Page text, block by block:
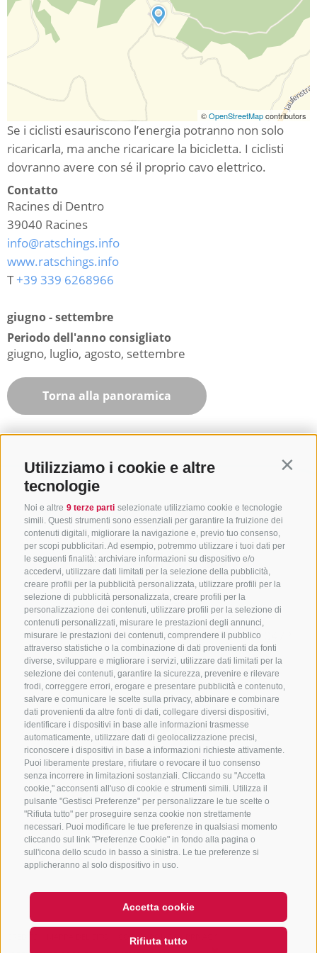
Utilizziamo i cookie e altre
tecnologie
Noi e altre 9 terze parti selezionate utilizziamo cookie e tecnologie
simili. Questi strumenti sono essenziali per garantire la fruizione dei
contenuti digitali, migliorare la navigazione e, previo tuo consenso,
per scopi pubblicitari. Ad esempio, potremmo utilizzare i tuoi dati per
le seguenti finalità: archiviare informazioni su dispositivo e/o
accedervi, utilizzare dati limitati per la selezione della pubblicità,
creare profili per la pubblicità personalizzata, utilizzare profili per la
selezione di pubblicità personalizzata, creare profili per la
personalizzazione dei contenuti, utilizzare profili per la selezione di
contenuti personalizzati, misurare le prestazioni degli annunci,
misurare le prestazioni dei contenuti, comprendere il pubblico
attraverso statistiche o la combinazione di dati provenienti da fonti
diverse, sviluppare e migliorare i servizi, utilizzare dati limitati per la
selezione dei contenuti, garantire la sicurezza, prevenire e rilevare
frodi, correggere errori, erogare e presentare pubblicità e contenuto,
salvare e comunicare le scelte sulla privacy, abbinare e combinare
dati provenienti da altre fonti di dati, collegare diversi dispositivi,
identificare i dispositivi in base alle informazioni trasmesse
automaticamente, utilizzare dati di geolocalizzazione precisi,
riconoscere i dispositivi in base a informazioni richieste attivamente.
Puoi liberamente prestare, rifiutare o revocare il tuo consenso
senza incorrere in limitazioni sostanziali. Cliccando su "Accetta
cookie," acconsenti all'uso di cookie e strumenti simili. Utilizza il
pulsante "Gestisci Preferenze" per personalizzare le tue scelte o
"Rifiuta tutto" per proseguire senza cookie non strettamente
necessari. Puoi modificare le tue preferenze in qualsiasi momento
cliccando sul link "Preferenze Cookie" in fondo alla pagina o
sull'icona dello scudo in basso a sinistra. Le tue preferenze si
applicheranno al solo dispositivo in uso.
Accetta cookie
Rifiuta tutto
©OpenStreetMapcontributors
Se i ciclisti esauriscono l’energia potranno non solo
ricaricarla, ma anche ricaricare la bicicletta. I ciclisti
dovranno avere con sé il proprio cavo elettrico.
Contatto
Racines di Dentro
39040 Racines
info@ratschings.info
www.ratschings.info
T+39 339 6268966
giugno - settembre
Periodo dell'anno consigliato
giugno, luglio, agosto, settembre
Torna alla panoramica
CONTATTACI
+39 0472 765325/+39 0472 760608/+39 0472
632372
info@sterzing-ratschings.it
NEWSLETTER
Rimani aggiornato sulle nostre offerte
Registrati
COOKIE POLICY